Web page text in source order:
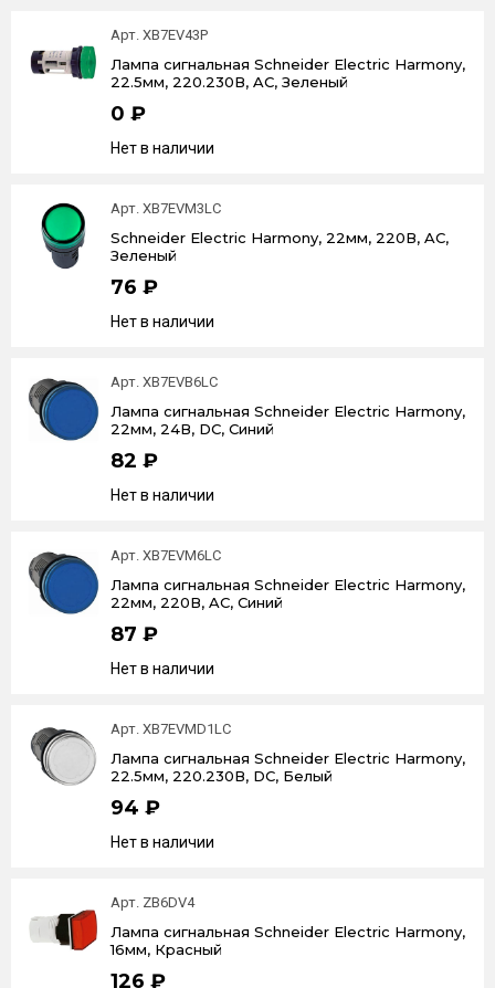
Арт. XB7EV43P
Лампа сигнальная Schneider Electric Harmony,
22.5мм, 220.230В, AC, Зеленый
0 ₽
Нет в наличии
Арт. XB7EVM3LC
Schneider Electric Harmony, 22мм, 220В, AC,
Зеленый
76 ₽
Нет в наличии
Арт. XB7EVB6LC
Лампа сигнальная Schneider Electric Harmony,
22мм, 24В, DC, Синий
82 ₽
Нет в наличии
Арт. XB7EVM6LC
Лампа сигнальная Schneider Electric Harmony,
22мм, 220В, AC, Синий
87 ₽
Нет в наличии
Арт. XB7EVMD1LC
Лампа сигнальная Schneider Electric Harmony,
22.5мм, 220.230В, DC, Белый
94 ₽
Нет в наличии
Арт. ZB6DV4
Лампа сигнальная Schneider Electric Harmony,
16мм, Красный
126 ₽